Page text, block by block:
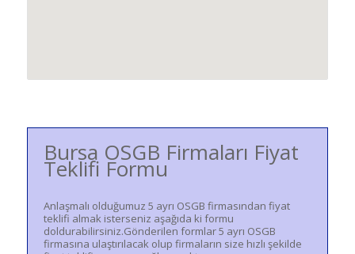
Bursa OSGB Firmaları Fiyat
Teklifi Formu
Anlaşmalı olduğumuz 5 ayrı OSGB firmasından fiyat
teklifi almak isterseniz aşağıda ki formu
doldurabilirsiniz.Gönderilen formlar 5 ayrı OSGB
firmasına ulaştırılacak olup firmaların size hızlı şekilde